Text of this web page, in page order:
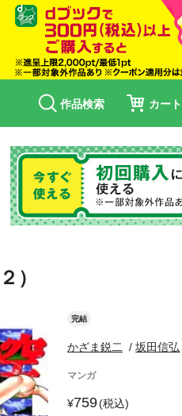
作品検索 カート
）
完結
かざま鋭二 坂田信弘
マンガ
759(税込)